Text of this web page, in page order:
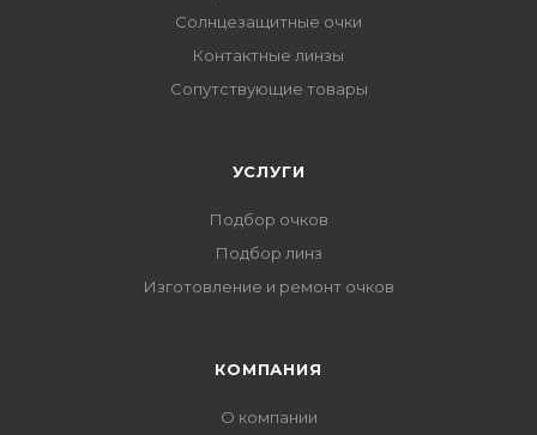
Солнцезащитные очки
Контактные линзы
Сопутствующие товары
УСЛУГИ
Подбор очков
Подбор линз
Изготовление и ремонт очков
КОМПАНИЯ
О компании